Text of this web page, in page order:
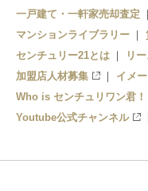
一戸建て・一軒家売却査定
マンションライブラリー
センチュリー21とは
リ
加盟店人材募集
イメ
Who is センチュリワン君！
Youtube公式チャンネル